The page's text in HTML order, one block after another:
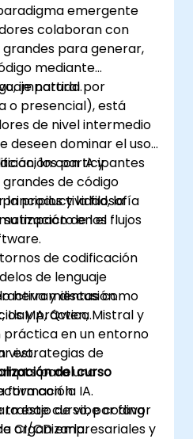
emergente
colaboran con
para generar,
mediante
natural.
impartida por
o presencial), está
de nivel intermedio
deseen dominar el uso
con IA y
de código
productividad, la
de los flujos
los participantes
y la filosofía
impacto en el
de codificación
de lenguaje
herramientas como
LlaMA, Qwen, Mistral y
estrategias de
para una
con la IA.
trabajo de vibe coding
CI/CD empresariales y
y discusión.
y práctica.
en un entorno
vivo.
del curso
formación
este curso, por favor
organizarla.